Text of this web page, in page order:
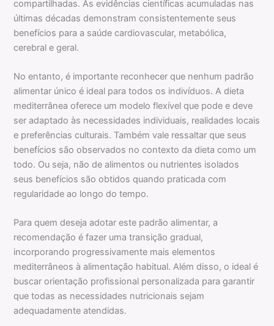
compartilhadas. As evidências científicas acumuladas nas
últimas décadas demonstram consistentemente seus
benefícios para a saúde cardiovascular, metabólica,
cerebral e geral.
No entanto, é importante reconhecer que nenhum padrão
alimentar único é ideal para todos os indivíduos. A dieta
mediterrânea oferece um modelo flexível que pode e deve
ser adaptado às necessidades individuais, realidades locais
e preferências culturais. Também vale ressaltar que seus
benefícios são observados no contexto da dieta como um
todo. Ou seja, não de alimentos ou nutrientes isolados
seus benefícios são obtidos quando praticada com
regularidade ao longo do tempo.
Para quem deseja adotar este padrão alimentar, a
recomendação é fazer uma transição gradual,
incorporando progressivamente mais elementos
mediterrâneos à alimentação habitual. Além disso, o ideal é
buscar orientação profissional personalizada para garantir
que todas as necessidades nutricionais sejam
adequadamente atendidas.